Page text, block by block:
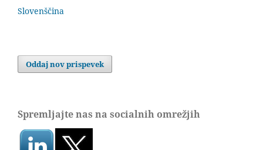
Slovenščina
Oddaj nov prispevek
Spremljajte nas na socialnih omrežjih